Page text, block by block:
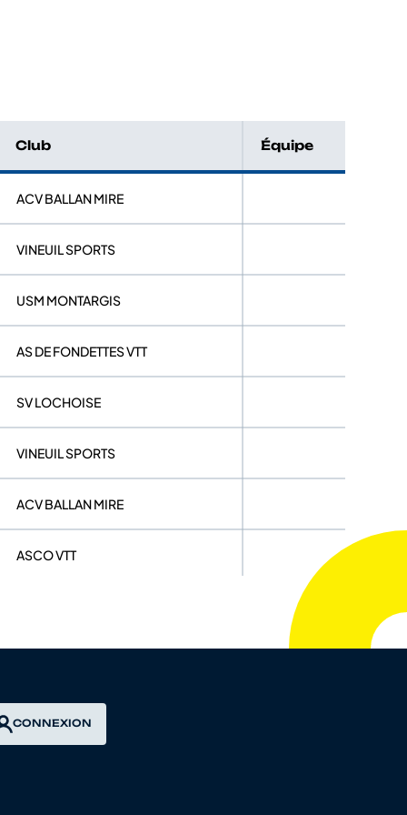
Club Équipe
ACV BALLAN MIRE
VINEUIL SPORTS
USM MONTARGIS
AS DE FONDETTES VTT
SV LOCHOISE
VINEUIL SPORTS
ACV BALLAN MIRE
ASCO VTT
USM MONTARGIS
CONNEXION